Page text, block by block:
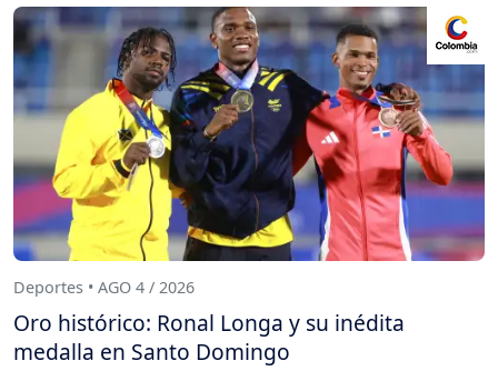
Deportes • AGO 4 / 2026
Oro histórico: Ronal Longa y su inédita
medalla en Santo Domingo